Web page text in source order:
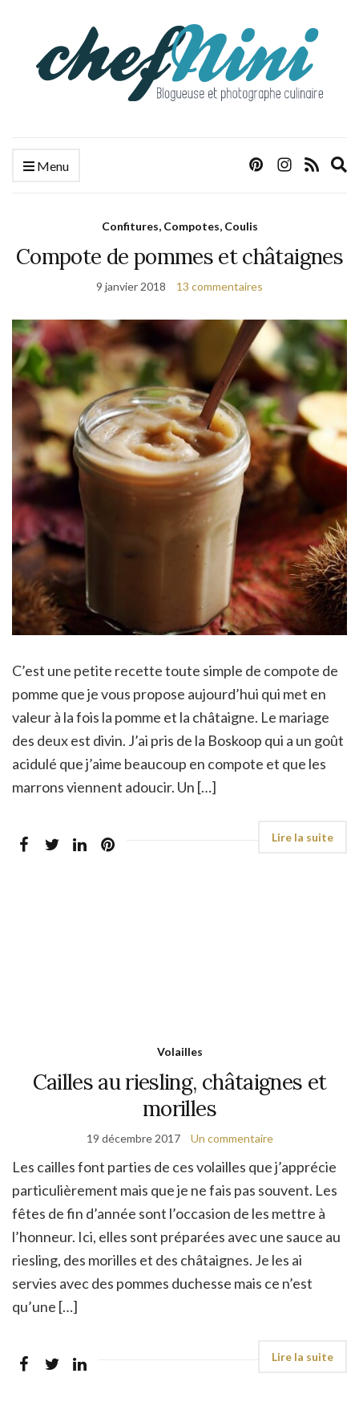
Menu
Confitures, Compotes, Coulis
Compote de pommes et châtaignes
9 janvier 2018 13 commentaires
C’est une petite recette toute simple de compote de
pomme que je vous propose aujourd’hui qui met en
valeur à la fois la pomme et la châtaigne. Le mariage
des deux est divin. J’ai pris de la Boskoop qui a un goût
acidulé que j’aime beaucoup en compote et que les
marrons viennent adoucir. Un […]
Volailles
Cailles au riesling, châtaignes et
morilles
19 décembre 2017 Un commentaire
Les cailles font parties de ces volailles que j’apprécie
particulièrement mais que je ne fais pas souvent. Les
fêtes de fin d’année sont l’occasion de les mettre à
l’honneur. Ici, elles sont préparées avec une sauce au
riesling, des morilles et des châtaignes. Je les ai
servies avec des pommes duchesse mais ce n’est
qu’une […]